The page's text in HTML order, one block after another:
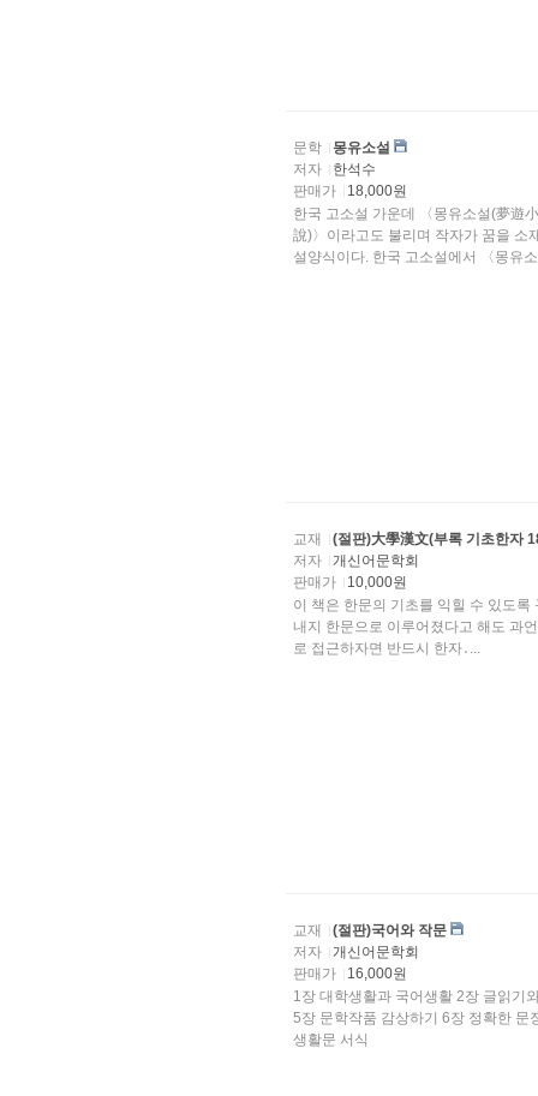
문학
몽유소설
저자
한석수
판매가
18,000원
한국 고소설 가운데 〈몽유소설(夢遊
說)〉이라고도 불리며 작자가 꿈을 소재로 하여 인간과 자연, 이상과
설양식이다. 한국 고소설에서 〈몽유
교재
(절판)大學漢文(부록 기초한자
저자
개신어문학회
판매가
10,000원
이 책은 한문의 기초를 익힐 수 있도
내지 한문으로 이루어졌다고 해도 과언이 아니다. 따라서 우리의 전통문화를 학문적으로,
로 접근하자면 반드시 한자․...
교재
(절판)국어와 작문
저자
개신어문학회
판매가
16,000원
1장 대학생활과 국어생활 2장 글읽기와 글쓰기의 기본원리 3.장 학술적 글쓰기 4장 실용적 글쓰기
5장 문학작품 감상하기 6장 정확한 문장 쓰기 부 록 1. 한글 맞춤법 2. 외래어 표기법 3. 상용한자 4.
생활문 서식